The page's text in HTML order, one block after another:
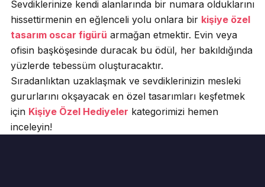
Sevdiklerinize kendi alanlarında bir numara olduklarını
hissettirmenin en eğlenceli yolu onlara bir kişiye özel
tasarım oscar figürü armağan etmektir. Evin veya
ofisin başköşesinde duracak bu ödül, her bakıldığında
yüzlerde tebessüm oluşturacaktır.
Sıradanlıktan uzaklaşmak ve sevdiklerinizin mesleki
gururlarını okşayacak en özel tasarımları keşfetmek
için Kişiye Özel Hediyeler kategorimizi hemen
inceleyin!